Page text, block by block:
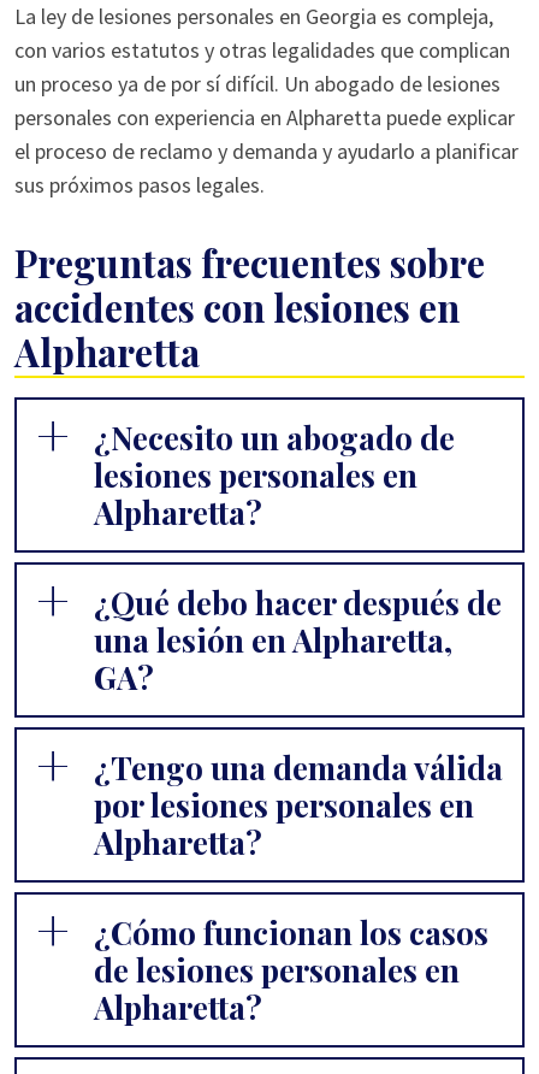
La ley de lesiones personales en Georgia es compleja,
con varios estatutos y otras legalidades que complican
un proceso ya de por sí difícil. Un abogado de lesiones
personales con experiencia en Alpharetta puede explicar
el proceso de reclamo y demanda y ayudarlo a planificar
sus próximos pasos legales.
Preguntas frecuentes sobre
accidentes con lesiones en
Alpharetta
¿Necesito un abogado de
lesiones personales en
Alpharetta?
¿Qué debo hacer después de
una lesión en Alpharetta,
GA?
¿Tengo una demanda válida
por lesiones personales en
Alpharetta?
¿Cómo funcionan los casos
de lesiones personales en
Alpharetta?